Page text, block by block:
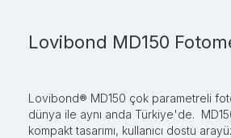
Lovibond MD150
Lovibond® MD150 çok parametreli
dünya ile aynı anda Türkiye'de.
kompakt tasarımı, kullanıcı dostu